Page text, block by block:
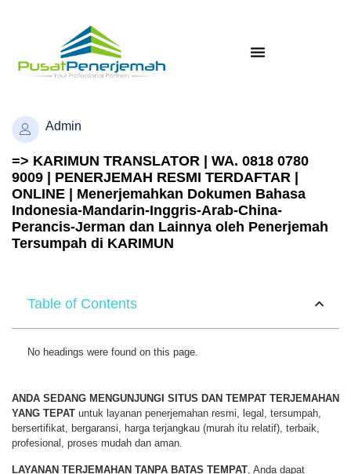
Admin
=> KARIMUN TRANSLATOR | WA. 0818 0780
9009 | PENERJEMAH RESMI TERDAFTAR |
ONLINE | Menerjemahkan Dokumen Bahasa
Indonesia-Mandarin-Inggris-Arab-China-
Perancis-Jerman dan Lainnya oleh Penerjemah
Tersumpah di KARIMUN
Table of Contents
No headings were found on this page.
ANDA SEDANG MENGUNJUNGI SITUS DAN TEMPAT TERJEMAHAN
YANG TEPAT untuk layanan penerjemahan resmi, legal, tersumpah,
bersertifikat, bergaransi, harga terjangkau (murah itu relatif), terbaik,
profesional, proses mudah dan aman.
LAYANAN TERJEMAHAN TANPA BATAS TEMPAT , Anda dapat